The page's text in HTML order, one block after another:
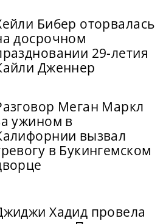
Бибер оторвалась
досрочном
29-летия
Дженнер
Меган Маркл
ужином в
вызвал
в Букингемском
Хадид провела